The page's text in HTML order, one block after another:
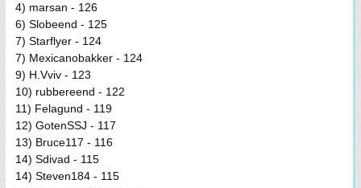
4) marsan - 126
6) Slobeend - 125
7) Starflyer - 124
7) Mexicanobakker - 124
9) H.Vviv - 123
10) rubbereend - 122
11) Felagund - 119
12) GotenSSJ - 117
13) Bruce117 - 116
14) Sdivad - 115
14) Steven184 - 115